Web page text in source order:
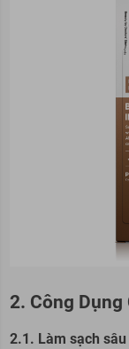
2. Công Dụng
2.1. Làm sạch